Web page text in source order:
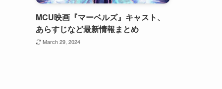
MCU映画『マーベルズ』キャスト、
あらすじなど最新情報まとめ
March 29, 2024